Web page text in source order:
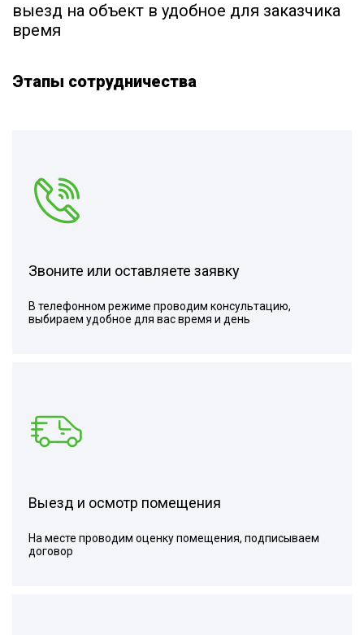
выезд на объект в удобное для заказчика
время
Этапы сотрудничества
Звоните или оставляете заявку
В телефонном режиме проводим консультацию,
выбираем удобное для вас время и день
Выезд и осмотр помещения
На месте проводим оценку помещения, подписываем
договор